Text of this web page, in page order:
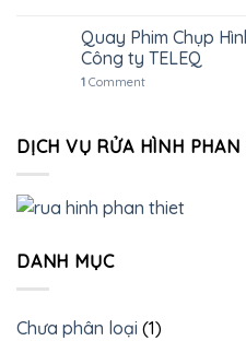
Quay Phim Chụp
Công ty TELEQ
1 Comment
DỊCH VỤ RỬA HÌNH PHAN
DANH MỤC
Chưa phân loại (1)